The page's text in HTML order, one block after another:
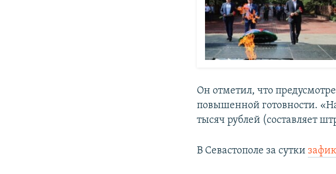
Он отметил, что
повышенной готовности.
тысяч рублей (составляет
В Севастополе за сутки